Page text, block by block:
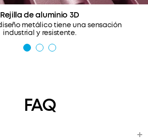
Rejilla de aluminio 3D
metálico tiene una sensación
industrial y resistente.
FAQ